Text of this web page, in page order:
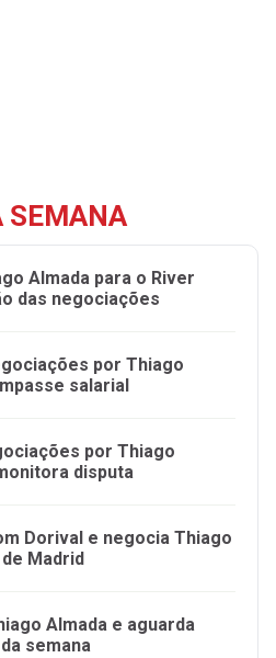
SEMANA
Almada para o River
das negociações
por Thiago
salarial
por Thiago
disputa
Dorival e negocia Thiago
Madrid
Almada e aguarda
semana